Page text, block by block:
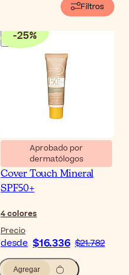
Filtros
-25%
Aprobado por
dermatólogos
Bioderma Photoderm
Cover Touch Mineral
SPF50+
4colores
Precio
desde $16.336 $21.782
Agregar